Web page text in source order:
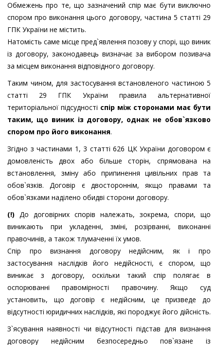
Обмежень про те, що зазначений спір має бути виключно
спором про виконання цього договору, частина 5 статті 29
ГПК України не містить.
Натомість саме місце пред`явлення позову у спорі, що виник
із договору, законодавець визначає за вибором позивача
за місцем виконання відповідного договору.
Таким чином, для застосування встановленого частиною 5
статті 29 ГПК України правила альтернативної
територіальної підсудності спір між сторонами має бути
таким, що виник із договору, однак не обов`язково
спором про його виконання.
Згідно з частинами 1, 3 статті 626 ЦК України договором є
домовленість двох або більше сторін, спрямована на
встановлення, зміну або припинення цивільних прав та
обов`язків. Договір є двостороннім, якщо правами та
обов`язками наділено обидві сторони договору.
(!) До договірних спорів належать, зокрема, спори, що
виникають при укладенні, зміні, розірванні, виконанні
правочинів, а також тлумаченні їх умов.
Спір про визнання договору недійсним, як і про
застосування наслідків його недійсності, є спором, що
виникає з договору, оскільки такий спір полягає в
оспорюванні правомірності правочину. Якщо суд
установить, що договір є недійсним, це призведе до
відсутності юридичних наслідків, які породжує його дійсність.
З`ясування наявності чи відсутності підстав для визнання
договору недійсним безпосередньо пов`язане із